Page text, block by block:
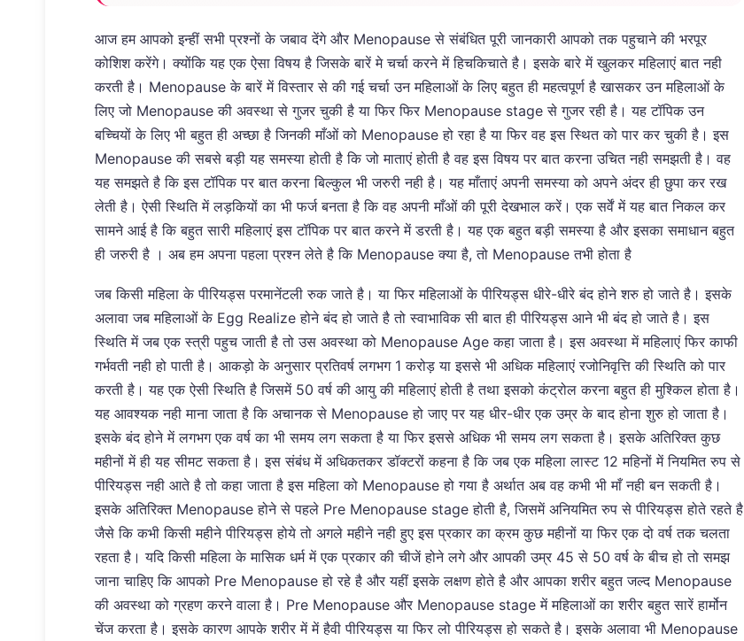
आज हम आपको इन्हीं सभी प्रश्नों के जबाव देंगे और Menopause से संबंधित पूरी जानकारी आपको तक पहुचाने की भरपूर
कोशिश करेंगे। क्योंकि यह एक ऐसा विषय है जिसके बारें मे चर्चा करने में हिचकिचाते है। इसके बारे में खुलकर महिलाएं बात नही
करती है। Menopause के बारें में विस्तार से की गई चर्चा उन महिलाओं के लिए बहुत ही महत्वपूर्ण है खासकर उन महिलाओं के
लिए जो Menopause की अवस्था से गुजर चुकी है या फिर फिर Menopause stage से गुजर रही है। यह टॉपिक उन
बच्चियों के लिए भी बहुत ही अच्छा है जिनकी माँओं को Menopause हो रहा है या फिर वह इस स्थित को पार कर चुकी है। इस
Menopause की सबसे बड़ी यह समस्या होती है कि जो माताएं होती है वह इस विषय पर बात करना उचित नही समझती है। वह
यह समझते है कि इस टॉपिक पर बात करना बिल्कुल भी जरुरी नही है। यह माँताएं अपनी समस्या को अपने अंदर ही छुपा कर रख
लेती है। ऐसी स्थिति में लड़कियों का भी फर्ज बनता है कि वह अपनी माँओं की पूरी देखभाल करें। एक सर्वें में यह बात निकल कर
सामने आई है कि बहुत सारी महिलाएं इस टॉपिक पर बात करने में डरती है। यह एक बहुत बड़ी समस्या है और इसका समाधान बहुत
ही जरुरी है । अब हम अपना पहला प्रश्न लेते है कि Menopause क्या है, तो Menopause तभी होता है
जब किसी महिला के पीरियड्स परमानेंटली रुक जाते है। या फिर महिलाओं के पीरियड्स धीरे-धीरे बंद होने शरु हो जाते है। इसके
अलावा जब महिलाओं के Egg Realize होने बंद हो जाते है तो स्वाभाविक सी बात ही पीरियड्स आने भी बंद हो जाते है। इस
स्थिति में जब एक स्त्री पहुच जाती है तो उस अवस्था को Menopause Age कहा जाता है। इस अवस्था में महिलाएं फिर काफी
गर्भवती नही हो पाती है। आकड़ो के अनुसार प्रतिवर्ष लगभग 1 करोड़ या इससे भी अधिक महिलाएं रजोनिवृत्ति की स्थिति को पार
करती है। यह एक ऐसी स्थिति है जिसमें 50 वर्ष की आयु की महिलाएं होती है तथा इसको कंट्रोल करना बहुत ही मुश्किल होता है।
यह आवश्यक नही माना जाता है कि अचानक से Menopause हो जाए पर यह धीर-धीर एक उम्र के बाद होना शुरु हो जाता है।
इसके बंद होने में लगभग एक वर्ष का भी समय लग सकता है या फिर इससे अधिक भी समय लग सकता है। इसके अतिरिक्त कुछ
महीनों में ही यह सीमट सकता है। इस संबंध में अधिकतकर डॉक्टरों कहना है कि जब एक महिला लास्ट 12 महिनों में नियमित रुप से
पीरियड्स नही आते है तो कहा जाता है इस महिला को Menopause हो गया है अर्थात अब वह कभी भी माँ नही बन सकती है।
इसके अतिरिक्त Menopause होने से पहले Pre Menopause stage होती है, जिसमें अनियमित रुप से पीरियड्स होते रहते है
जैसे कि कभी किसी महीने पीरियड्स होये तो अगले महीने नही हुए इस प्रकार का क्रम कुछ महीनों या फिर एक दो वर्ष तक चलता
रहता है। यदि किसी महिला के मासिक धर्म में एक प्रकार की चीजें होने लगे और आपकी उम्र 45 से 50 वर्ष के बीच हो तो समझ
जाना चाहिए कि आपको Pre Menopause हो रहे है और यहीं इसके लक्षण होते है और आपका शरीर बहुत जल्द Menopause
की अवस्था को ग्रहण करने वाला है। Pre Menopause और Menopause stage में महिलाओं का शरीर बहुत सारें हार्मोन
चेंज करता है। इसके कारण आपके शरीर में में हैवी पीरियड्स या फिर लो पीरियड्स हो सकते है। इसके अलावा भी Menopause